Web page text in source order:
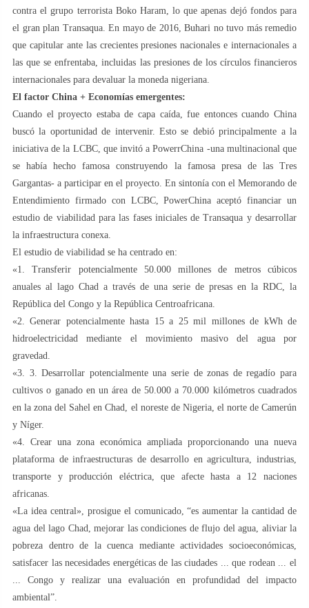
contra el grupo terrorista Boko Haram, lo que apenas dejó fondos para
el gran plan Transaqua. En mayo de 2016, Buhari no tuvo más remedio
que capitular ante las crecientes presiones nacionales e internacionales a
las que se enfrentaba, incluidas las presiones de los círculos financieros
internacionales para devaluar la moneda nigeriana.
El factor China + Economías emergentes:
Cuando el proyecto estaba de capa caída, fue entonces cuando China
buscó la oportunidad de intervenir. Esto se debió principalmente a la
iniciativa de la LCBC, que invitó a PowerrChina -una multinacional que
se había hecho famosa construyendo la famosa presa de las Tres
Gargantas- a participar en el proyecto. En sintonía con el Memorando de
Entendimiento firmado con LCBC, PowerChina aceptó financiar un
estudio de viabilidad para las fases iniciales de Transaqua y desarrollar
la infraestructura conexa.
El estudio de viabilidad se ha centrado en:
«1. Transferir potencialmente 50.000 millones de metros cúbicos
anuales al lago Chad a través de una serie de presas en la RDC, la
República del Congo y la República Centroafricana.
«2. Generar potencialmente hasta 15 a 25 mil millones de kWh de
hidroelectricidad mediante el movimiento masivo del agua por
gravedad.
«3. 3. Desarrollar potencialmente una serie de zonas de regadío para
cultivos o ganado en un área de 50.000 a 70.000 kilómetros cuadrados
en la zona del Sahel en Chad, el noreste de Nigeria, el norte de Camerún
y Níger.
«4. Crear una zona económica ampliada proporcionando una nueva
plataforma de infraestructuras de desarrollo en agricultura, industrias,
transporte y producción eléctrica, que afecte hasta a 12 naciones
africanas.
«La idea central», prosigue el comunicado, “es aumentar la cantidad de
agua del lago Chad, mejorar las condiciones de flujo del agua, aliviar la
pobreza dentro de la cuenca mediante actividades socioeconómicas,
satisfacer las necesidades energéticas de las ciudades ... que rodean ... el
... Congo y realizar una evaluación en profundidad del impacto
ambiental”.